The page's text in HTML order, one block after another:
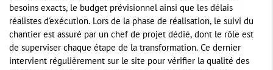
besoins exacts, le budget prévisionnel ainsi que les délais
réalistes d'exécution. Lors de la phase de réalisation, le suivi du
chantier est assuré par un chef de projet dédié, dont le rôle est
de superviser chaque étape de la transformation. Ce dernier
intervient régulièrement sur le site pour vérifier la qualité des